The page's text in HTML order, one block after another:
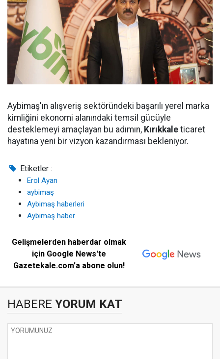
Aybimaş'ın alışveriş sektöründeki başarılı yerel marka
kimliğini ekonomi alanındaki temsil gücüyle
desteklemeyi amaçlayan bu adımın, Kırıkkale ticaret
hayatına yeni bir vizyon kazandırması bekleniyor.
Etiketler :
Erol Ayan
aybimaş
Aybimaş haberleri
Aybimaş haber
Gelişmelerden haberdar olmak
için Google News'te
Gazetekale.com'a abone olun!
HABERE YORUM KAT